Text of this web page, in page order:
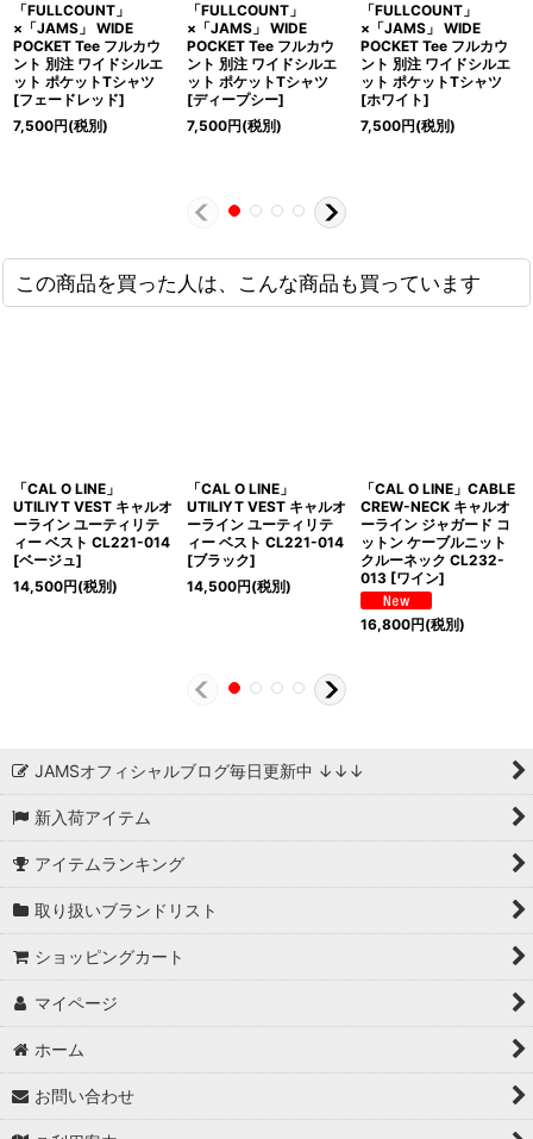
「FULLCOUNT」
×「JAMS」 WIDE
POCKET Tee フルカウ
ント 別注 ワイドシルエ
ット ポケットTシャツ
[フェードレッド]
7,500円(税別)
「FULLCOUNT」
×「JAMS」 WIDE
POCKET Tee フルカウ
ント 別注 ワイドシルエ
ット ポケットTシャツ
[ディープシー]
7,500円(税別)
「FULLCOUNT」
×「JAMS」 WIDE
POCKET Tee フルカウ
ント 別注 ワイドシルエ
ット ポケットTシャツ
[ホワイト]
7,500円(税別)
この商品を買った人は、こんな商品も買っています
「CAL O LINE」
UTILIYT VEST キャルオ
ーライン ユーティリテ
ィー ベスト CL221-014
[ベージュ]
14,500円(税別)
「CAL O LINE」
UTILIYT VEST キャルオ
ーライン ユーティリテ
ィー ベスト CL221-014
[ブラック]
14,500円(税別)
「CAL O LINE」CABLE
CREW-NECK キャルオ
ーライン ジャガード コ
ットン ケーブルニット
クルーネック CL232-
013 [ワイン]
16,800円(税別)
JAMSオフィシャルブログ毎日更新中 ↓↓↓
新入荷アイテム
アイテムランキング
取り扱いブランドリスト
ショッピングカート
マイページ
ホーム
お問い合わせ